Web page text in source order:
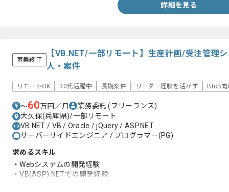
詳細を見る
募集終了
【VB.NET/一部リモート】生産計画/受注管理
人・案件
リモートOK 30代活躍中 長期案件 リーダー経験を活かす BtoB向
〜60万円／月 業務委託(フリーランス)
大久保(兵庫県)/一部リモート
VB.NET / VB / Oracle / jQuery / ASP.NET
サーバーサイドエンジニア / プログラマー(PG)
求めるスキル
・Webシステムの開発経験
・VB(ASP).NETでの開発経験